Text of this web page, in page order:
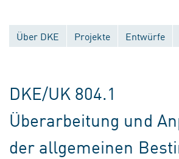
Über DKE Projekte Entwürfe
DKE/UK 804.1
Überarbeitung und
der allgemeinen